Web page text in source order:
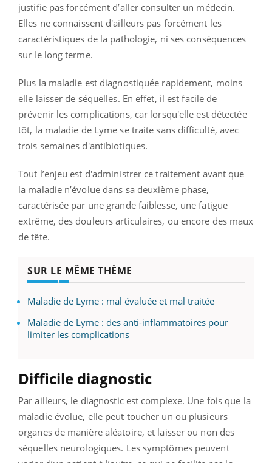
justifie pas forcément d’aller consulter un médecin.
Elles ne connaissent d'ailleurs pas forcément les
caractéristiques de la pathologie, ni ses conséquences
sur le long terme.
Plus la maladie est diagnostiquée rapidement, moins
elle laisser de séquelles. En effet, il est facile de
prévenir les complications, car lorsqu'elle est détectée
tôt, la maladie de Lyme se traite sans difficulté, avec
trois semaines d'antibiotiques.
Tout l’enjeu est d'administrer ce traitement avant que
la maladie n’évolue dans sa deuxième phase,
caractérisée par une grande faiblesse, une fatigue
extrême, des douleurs articulaires, ou encore des maux
de tête.
SUR LE MÊME THÈME
Maladie de Lyme : mal évaluée et mal traitée
Maladie de Lyme : des anti-inflammatoires pour
limiter les complications
Difficile diagnostic
Par ailleurs, le diagnostic est complexe. Une fois que la
maladie évolue, elle peut toucher un ou plusieurs
organes de manière aléatoire, et laisser ou non des
séquelles neurologiques. Les symptômes peuvent